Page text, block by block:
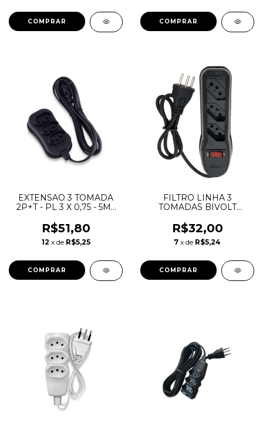
EXTENSAO 3 TOMADA
2P+T - PL 3 X 0,75 - 5MT
R$51,80
12 x de R$5,25
FILTRO LINHA 3
TOMADAS BIVOLT
R$32,00
7 x de R$5,24